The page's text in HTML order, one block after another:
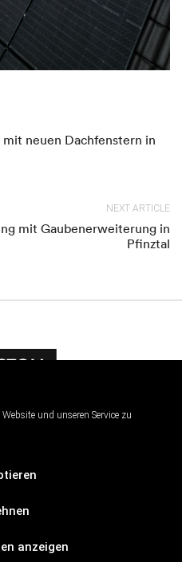
und unseren Service zu
anzeigen
neuen Dachfenstern in
NEXT ARTICLE
mit Gaubenerweiterung in
Pfinztal
für Sie da.